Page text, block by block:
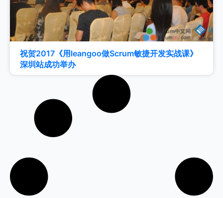
祝贺2017《用leangoo做Scrum敏捷开发实战课》
深圳站成功举办